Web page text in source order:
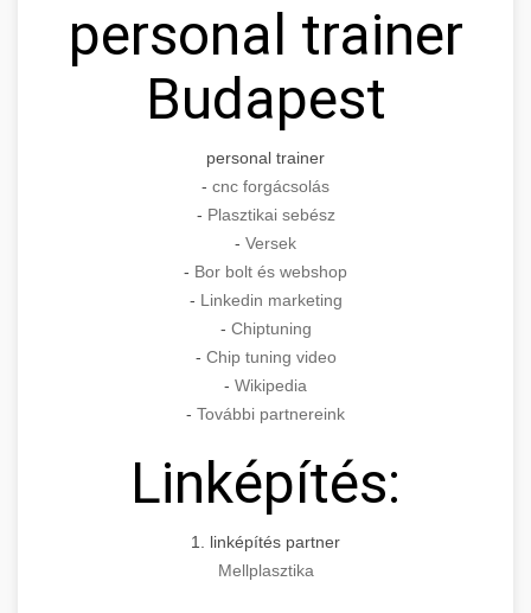
personal trainer
Budapest
personal trainer
- cnc forgácsolás
- Plasztikai sebész
- Versek
- Bor bolt és webshop
- Linkedin marketing
- Chiptuning
- Chip tuning video
- Wikipedia
- További partnereink
Linképítés:
1. linképítés partner
Mellplasztika